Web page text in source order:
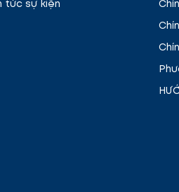
tức sự kiện